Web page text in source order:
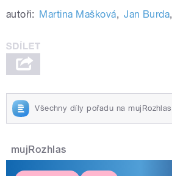
autoři: Martina Mašková, Jan Burda,
Všechny díly pořadu na mujRozhlas
mujRozhlas